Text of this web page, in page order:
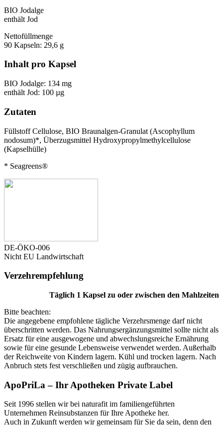
BIO Jodalge
enthält Jod
Nettofüllmenge
90 Kapseln: 29,6 g
Inhalt pro Kapsel
BIO Jodalge: 134 mg
enthält Jod: 100 µg
Zutaten
Füllstoff Cellulose, BIO Braunalgen-Granulat (Ascophyllum
nodosum)*, Überzugsmittel Hydroxypropylmethylcellulose
(Kapselhülle)
* Seagreens®
DE-ÖKO-006
Nicht EU Landwirtschaft
Verzehr­empfehlung
Täglich 1 Kapsel zu oder zwischen den Mahlzeiten
Bitte beachten:
Die angegebene empfohlene tägliche Verzehrsmenge darf nicht
überschritten werden. Das Nahrungsergänzungsmittel sollte nicht als
Ersatz für eine ausgewogene und abwechslungsreiche Ernährung
sowie für eine gesunde Lebensweise verwendet werden. Außerhalb
der Reichweite von Kindern lagern. Kühl und trocken lagern. Nach
Anbruch stets fest verschließen und zügig aufbrauchen.
ApoPriLa – Ihr Apotheken Private Label
Seit 1996 stellen wir bei naturafit im familiengeführten
Unternehmen Reinsubstanzen für Ihre Apotheke her.
Auch in Zukunft werden wir gemeinsam für Sie da sein, denn den